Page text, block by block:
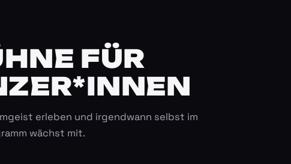
FÜR K
erleben und irgendwann selbst im
wächst mit.